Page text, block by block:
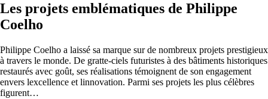
Les projets emblématiques de Philippe
Coelho
Philippe Coelho a laissé sa marque sur de nombreux projets prestigieux
à travers le monde. De gratte-ciels futuristes à des bâtiments historiques
restaurés avec goût, ses réalisations témoignent de son engagement
envers lexcellence et linnovation. Parmi ses projets les plus célèbres
figurent…